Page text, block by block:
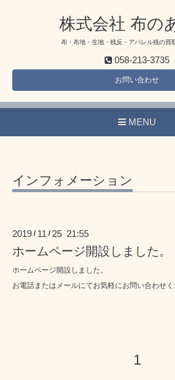
株式会社 布の
布・布地・生地・残反・アパレル残の買
058-213-3735
お問い合わせ
MENU
インフォメーション
2019 / 11 / 25 21:55
ホームページ開設しました。
ホームページ開設しました。
お電話またはメールにてお気軽にお問い合わせく
1